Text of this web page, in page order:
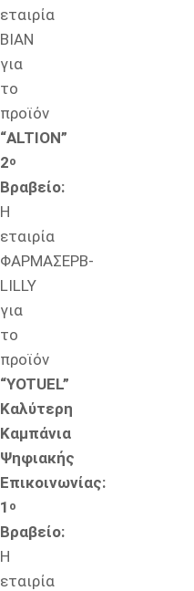
εταιρία
ΒΙΑΝ
για
το
προϊόν
“ALTION”
2ο
Βραβείο:
Η
εταιρία
ΦΑΡΜΑΣΕΡΒ-
LILLY
για
το
προϊόν
“YOTUEL”
Καλύτερη
Καμπάνια
Ψηφιακής
Επικοινωνίας:
1 ο
Βραβείο:
Η
εταιρία